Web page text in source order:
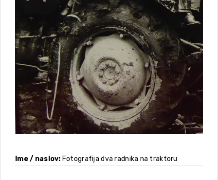
Ime / naslov Fotografija dva radnika na traktoru